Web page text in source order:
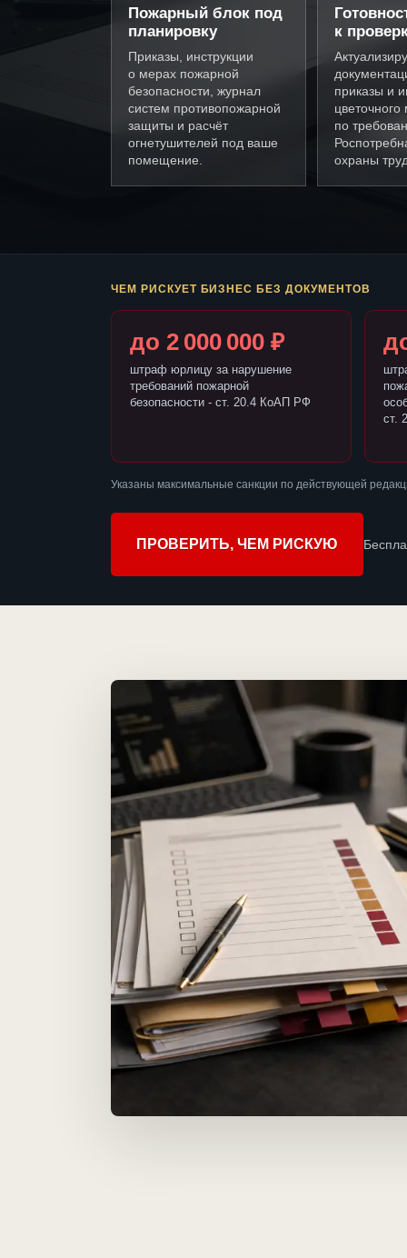
Пожарный блок под
планировку
Приказы, инструкции
о мерах пожарной
безопасности, журнал
систем противопожарной
защиты и расчёт
огнетушителей под ваше
помещение.
к
приказы и
цветочного
по
охраны
ЧЕМ РИСКУЕТ БИЗНЕС БЕЗ ДОКУМЕНТОВ
до 2 000 000 ₽
штраф юрлицу за нарушение
требований пожарной
безопасности - ст. 20.4 КоАП РФ
ст.
Указаны максимальные санкции по действующей
ПРОВЕРИТЬ, ЧЕМ РИСКУЮ